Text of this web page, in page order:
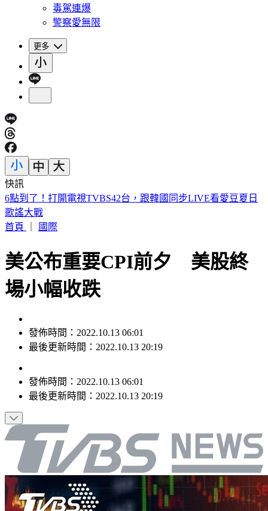
毒駕連爆
警察愛無限
更多
快訊
詐團下重本「先發薪」再收割 打工女領薪2個月反倒貼50萬
首頁｜ 國際
美公布重要CPI前夕 美股終
場小幅收跌
最後更新時間：2022.10.13 20:19
最後更新時間：2022.10.13 20:19